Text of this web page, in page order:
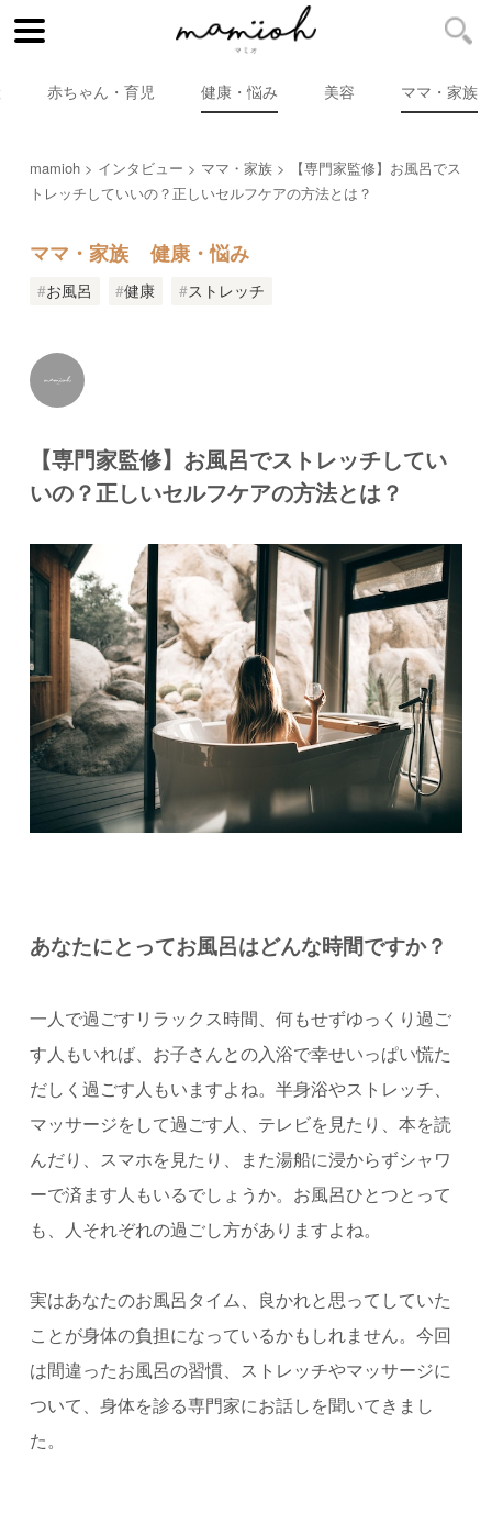
赤ちゃん・育児 健康・悩み 美容 ママ・家族
mamioh インタビュー ママ・家族
【専門家監修】お風呂でス
トレッチしていいの？正しいセルフケアの方法とは？
ママ・家族 健康・悩み
お風呂 健康 ストレッチ
【専門家監修】お風呂でストレッチしてい
いの？正しいセルフケアの方法とは？
あなたにとってお風呂はどんな時間ですか？
一人で過ごすリラックス時間、何もせずゆっくり過ご
す人もいれば、お子さんとの入浴で幸せいっぱい慌た
だしく過ごす人もいますよね。半身浴やストレッチ、
マッサージをして過ごす人、テレビを見たり、本を読
んだり、スマホを見たり、また湯船に浸からずシャワ
ーで済ます人もいるでしょうか。お風呂ひとつとって
も、人それぞれの過ごし方がありますよね。
実はあなたのお風呂タイム、良かれと思ってしていた
ことが身体の負担になっているかもしれません。今回
は間違ったお風呂の習慣、ストレッチやマッサージに
ついて、身体を診る専門家にお話しを聞いてきまし
た。